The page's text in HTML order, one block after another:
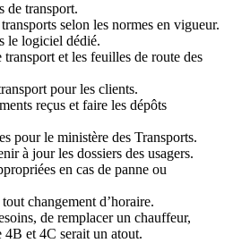
de transport.
selon les normes en vigueur.
le logiciel dédié.
et les feuilles de route des
pour les clients.
reçus et faire les dépôts
pour le ministère des Transports.
à jour les dossiers des usagers.
en cas de panne ou
changement d’horaire.
de remplacer un chauffeur,
4B et 4C serait un atout.